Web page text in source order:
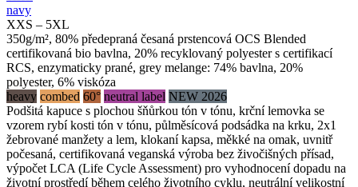
navy
XXS – 5XL
350g/m², 80% předepraná česaná prstencová OCS Blended
certifikovaná bio bavlna, 20% recyklovaný polyester s certifikací
RCS, enzymaticky prané, grey melange: 74% bavlna, 20%
polyester, 6% viskóza
heavy combed 60° neutral label NEW 2026
Podšitá kapuce s plochou šňůrkou tón v tónu, krční lemovka se
vzorem rybí kosti tón v tónu, půlměsícová podsádka na krku, 2x1
žebrované manžety a lem, klokaní kapsa, měkké na omak, uvnitř
počesaná, certifikovaná veganská výroba bez živočišných přísad,
výpočet LCA (Life Cycle Assessment) pro vyhodnocení dopadu na
životní prostředí během celého životního cyklu, neutrální velikostní